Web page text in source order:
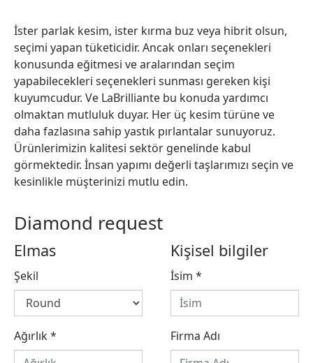
İster parlak kesim, ister kırma buz veya hibrit olsun,
seçimi yapan tüketicidir. Ancak onları seçenekleri
konusunda eğitmesi ve aralarından seçim
yapabilecekleri seçenekleri sunması gereken kişi
kuyumcudur. Ve LaBrilliante bu konuda yardımcı
olmaktan mutluluk duyar. Her üç kesim türüne ve
daha fazlasına sahip yastık pırlantalar sunuyoruz.
Ürünlerimizin kalitesi sektör genelinde kabul
görmektedir. İnsan yapımı değerli taşlarımızı seçin ve
kesinlikle müşterinizi mutlu edin.
Diamond request
Elmas
Şekil
Ağırlık*
Kişisel bilgiler
İsim *
Firma Adı